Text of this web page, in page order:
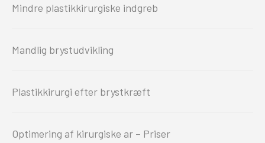
Mindre plastikkirurgiske indgreb
Mandlig brystudvikling
Plastikkirurgi efter brystkræft
Optimering af kirurgiske ar – Priser